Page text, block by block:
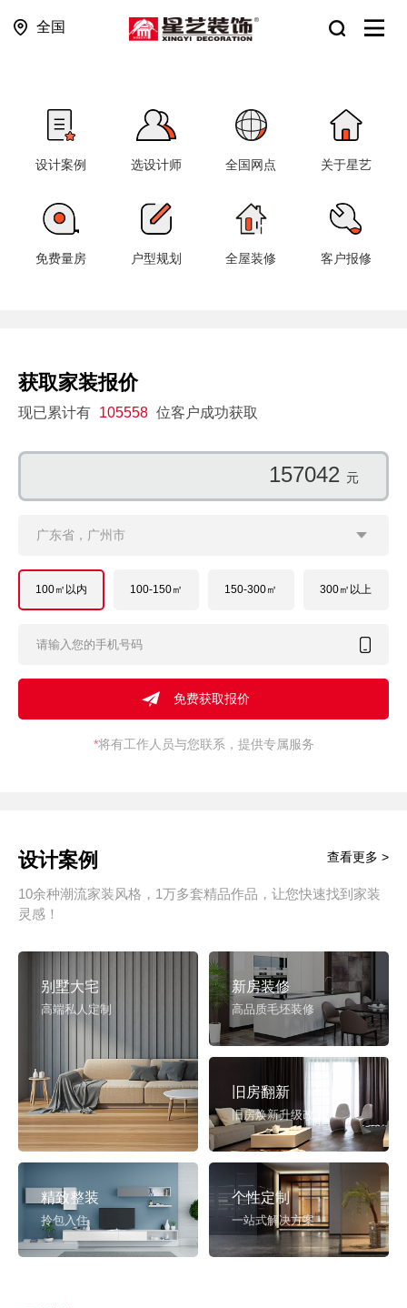
全国
设计案例 选设计师 全国网点 关于星艺
免费量房 户型规划 全屋装修 客户报修
获取家装报价
现已累计有 105558 位客户成功获取
177547 元
广东省，广州市
100㎡以内 100-150㎡ 150-300㎡ 300㎡以上
*将有工作人员与您联系，提供专属服务
设计案例
10余种潮流家装风格，1万多套精品作品，让您快速找到家装
灵感！
查看更多 >
别墅大宅
高端私人定制
新房装修
高品质毛坯装修
旧房翻新
旧房焕新升级改造
精致整装
拎包入住
个性定制
一站式解决方案